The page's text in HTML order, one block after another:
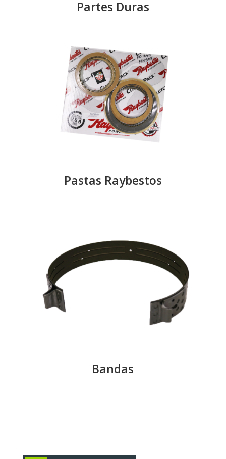
Partes Duras
Pastas Raybestos
Bandas